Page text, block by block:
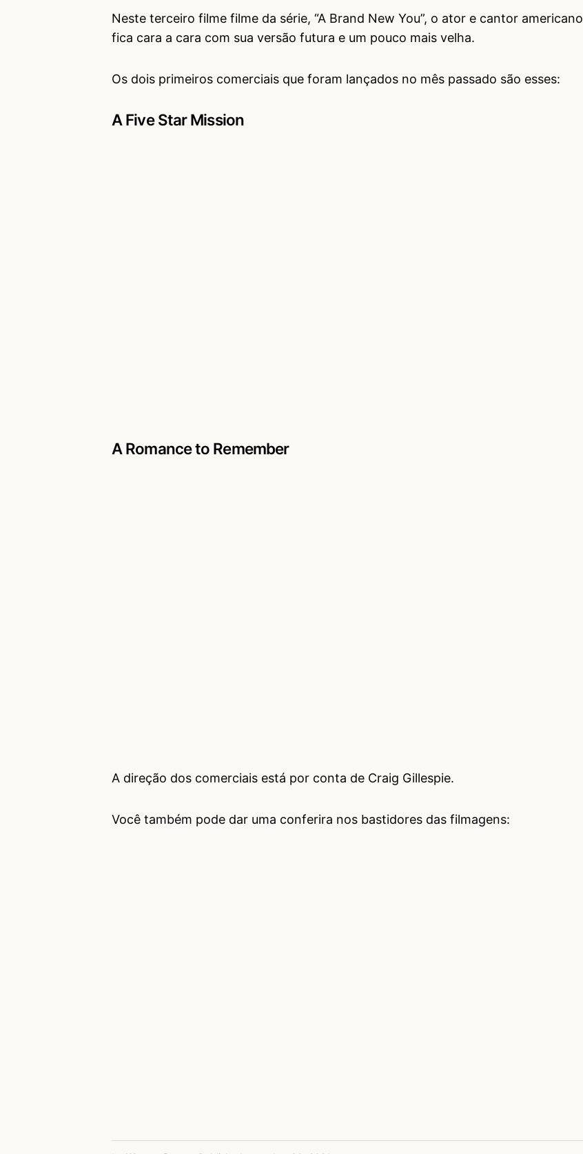
Neste terceiro filme filme da série, “A Brand New You”, o ator e cantor americano
fica cara a cara com sua versão futura e um pouco mais velha.
Os dois primeiros comerciais que foram lançados no mês passado são esses:
A Five Star Mission
A Romance to Remember
A direção dos comerciais está por conta de Craig Gillespie.
Você também pode dar uma conferira nos bastidores das filmagens: